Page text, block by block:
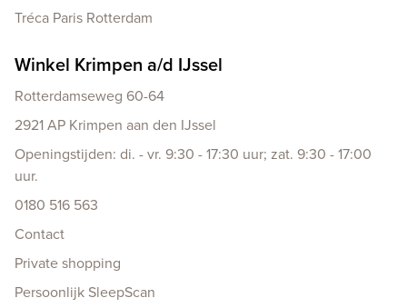
Tréca Paris Rotterdam
Winkel Krimpen a/d IJssel
Rotterdamseweg 60-64
2921 AP Krimpen aan den IJssel
Openingstijden: di. - vr. 9:30 - 17:30 uur; zat. 9:30 - 17:00
uur.
0180 516 563
Contact
Private shopping
Persoonlijk SleepScan